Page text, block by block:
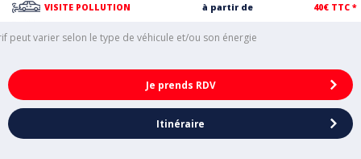
VISITE POLLUTION à partir de 40€ TTC *
peut varier selon le type de véhicule et/ou son énergie
Je prends RDV
Itinéraire